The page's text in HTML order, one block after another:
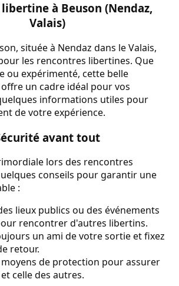
à Beuson (Nendaz,
Valais)
située à Nendaz dans le Valais,
les rencontres libertines. Que
ou expérimenté, cette belle
un cadre idéal pour vos
informations utiles pour
de votre expérience.
avant tout
lors des rencontres
conseils pour garantir une
:
lieux publics ou des événements
rencontrer d'autres libertins.
un ami de votre sortie et fixez
retour.
moyens de protection pour assurer
celle des autres.